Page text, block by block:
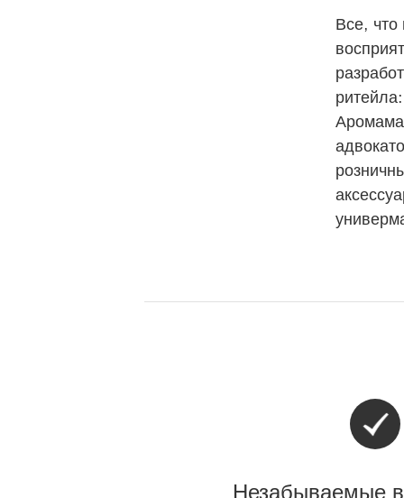
Все,
Незабываемые